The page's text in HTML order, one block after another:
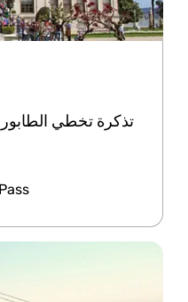
تذكرة تخطي
مجاني مع Pass